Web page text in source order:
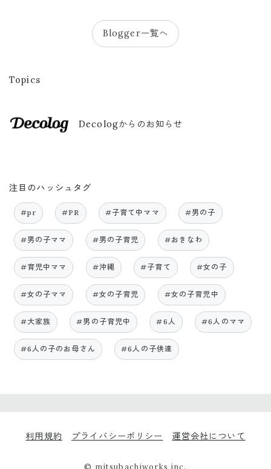
Blogger一覧へ
Topics
Decologからのお知らせ
注目のハッシュタグ
#pr #PR #子育て中ママ #男の子
#男の子ママ #男の子育児 #おきなわ
#育児中ママ #沖縄 #子育て #女の子
#女の子ママ #女の子育児 #女の子育児中
#大家族 #男の子育児中 #6人 #6人のママ
#6人の子のお母さん #6人の子供達
利用規約 プライバシーポリシー 運営会社について
© mitsubachiworks inc.